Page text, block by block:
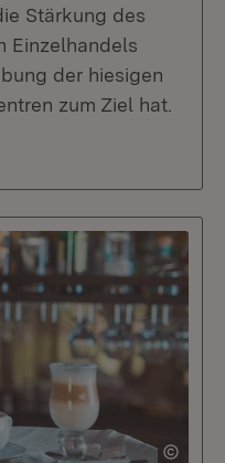
Stärkung des
Einzelhandels
der hiesigen
zum Ziel hat.